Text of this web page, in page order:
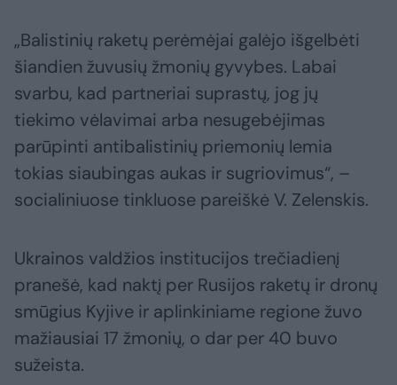
„Balistinių raketų perėmėjai galėjo išgelbėti
šiandien žuvusių žmonių gyvybes. Labai
svarbu, kad partneriai suprastų, jog jų
tiekimo vėlavimai arba nesugebėjimas
parūpinti antibalistinių priemonių lemia
tokias siaubingas aukas ir sugriovimus“, –
socialiniuose tinkluose pareiškė V. Zelenskis.
Ukrainos valdžios institucijos trečiadienį
pranešė, kad naktį per Rusijos raketų ir dronų
smūgius Kyjive ir aplinkiniame regione žuvo
mažiausiai 17 žmonių, o dar per 40 buvo
sužeista.